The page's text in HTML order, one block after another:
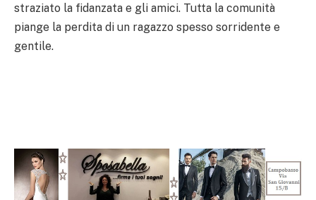
straziato la fidanzata e gli amici. Tutta la comunità
piange la perdita di un ragazzo spesso sorridente e
gentile.